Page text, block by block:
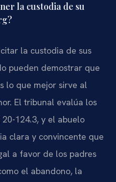
la custodia de su
la custodia de sus
pueden demostrar que
lo que mejor sirve al
El tribunal evalúa los
124.3, y el abuelo
clara y convincente que
a favor de los padres
el abandono, la